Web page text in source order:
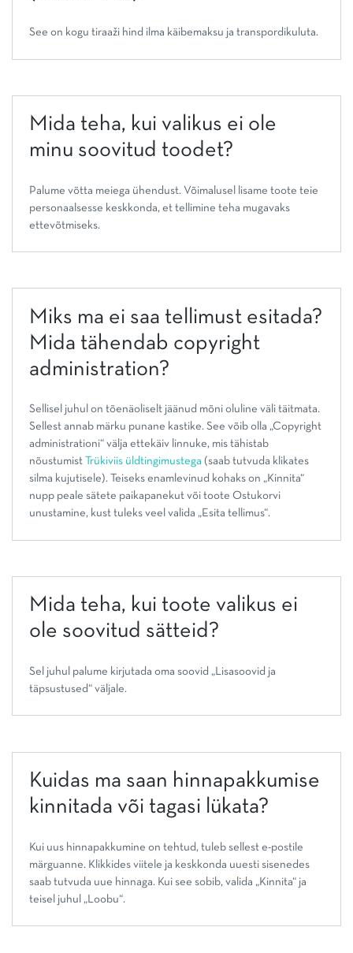
See on kogu tiraaži hind ilma käibemaksu ja transpordikuluta.
Mida teha, kui valikus ei ole
minu soovitud toodet?
Palume võtta meiega ühendust. Võimalusel lisame toote teie
personaalsesse keskkonda, et tellimine teha mugavaks
ettevõtmiseks.
Miks ma ei saa tellimust esitada?
Mida tähendab copyright
administration?
Sellisel juhul on tõenäoliselt jäänud mõni oluline väli täitmata.
Sellest annab märku punane kastike. See võib olla „Copyright
administrationi“ välja ettekäiv linnuke, mis tähistab
nõustumist
Trükiviis üldtingimustega (saab tutvuda klikates
silma kujutisele). Teiseks enamlevinud kohaks on „Kinnita“
nupp peale sätete paikapanekut või toote Ostukorvi
unustamine, kust tuleks veel valida „Esita tellimus“.
Mida teha, kui toote valikus ei
ole soovitud sätteid?
Sel juhul palume kirjutada oma soovid „Lisasoovid ja
täpsustused“ väljale.
Kuidas ma saan hinnapakkumise
kinnitada või tagasi lükata?
Kui uus hinnapakkumine on tehtud, tuleb sellest e-postile
märguanne. Klikkides viitele ja keskkonda uuesti sisenedes
saab tutvuda uue hinnaga. Kui see sobib, valida „Kinnita“ ja
teisel juhul „Loobu“.